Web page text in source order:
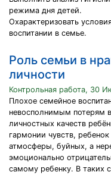
режима дня детей.
Охарактеризовать
воспитании в семье.
Роль семьи в
личности
Контрольная работа, 30
Плохое семейное
невосполнимым потерям
личностных качеств
гармонии чувств,
атмосферы, буйных, а
эмоционально
самому ребенку. В таких